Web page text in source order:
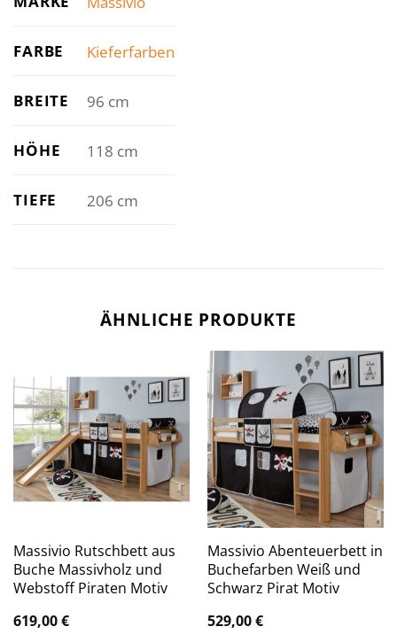
FARBE Kieferfarben
BREITE 96 cm
HÖHE 118 cm
TIEFE 206 cm
ÄHNLICHE PRODUKTE
Massivio Rutschbett aus
Buche Massivholz und
Webstoff Piraten Motiv
619,00€
Massivio Abenteuerbett in
Buchefarben Weiß und
Schwarz Pirat Motiv
529,00€